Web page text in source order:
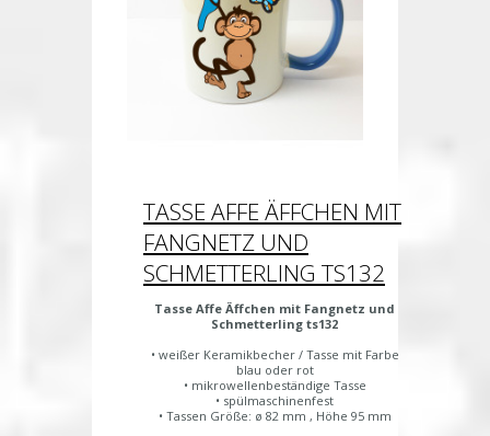
TASSE AFFE ÄFFCHEN MIT
FANGNETZ UND
SCHMETTERLING TS132
Tasse Affe Äffchen mit Fangnetz und
Schmetterling ts132
• weißer Keramikbecher / Tasse mit Farbe
blau oder rot
• mikrowellenbeständige Tasse
• spülmaschinenfest
• Tassen Größe: ø 82 mm , Höhe 95 mm